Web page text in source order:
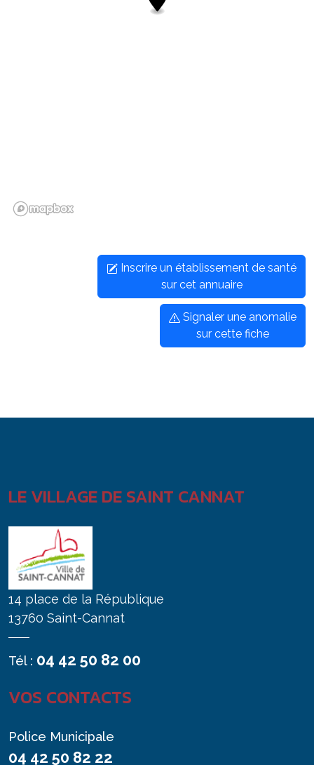
Inscrire un établissement de santé
sur cet annuaire
Signaler une anomalie
sur cette fiche
LE VILLAGE DE SAINT CANNAT
14 place de la République
13760 Saint-Cannat
Tél : 04 42 50 82 00
VOS CONTACTS
Police Municipale
04 42 50 82 22